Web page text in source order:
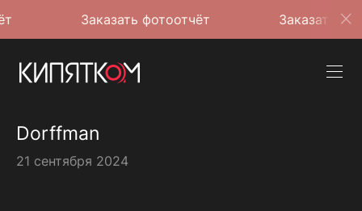
Заказать фотоотчёт Заказать фотоотчёт
Dorffman
21 сентября 2024